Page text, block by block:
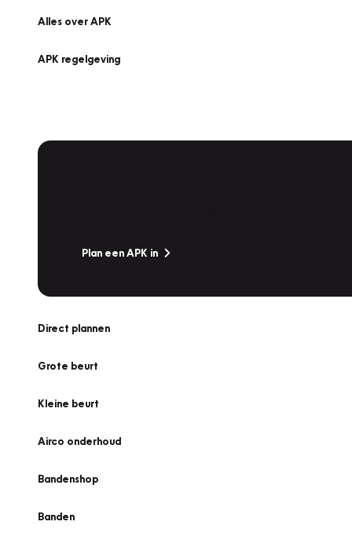
Alles over APK
APK regelgeving
Plan een APK in
Direct plannen
Grote beurt
Kleine beurt
Airco onderhoud
Bandenshop
Banden